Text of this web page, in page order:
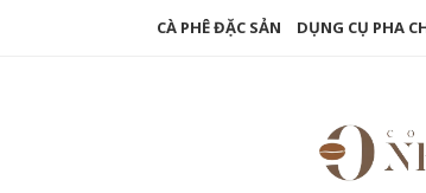
CÀ PHÊ ĐẶC SẢN DỤNG CỤ PHA